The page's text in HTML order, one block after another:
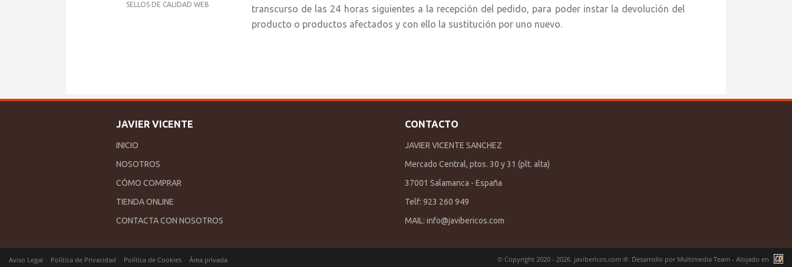
transcurso de las 24 horas siguientes a la recepción del pedido, para poder instar la devolución del
producto o productos afectados y con ello la sustitución por uno nuevo.
SELLOS DE CALIDAD WEB
JAVIER VICENTE
INICIO
NOSOTROS
CÓMO COMPRAR
TIENDA ONLINE
CONTACTA CON NOSOTROS
CONTACTO
JAVIER VICENTE SANCHEZ
Mercado Central, ptos. 30 y 31 (plt. alta)
37001 Salamanca - España
Telf: 923 260 949
MAIL: info@javibericos.com
Aviso Legal Política de Privacidad Política de Cookies Área privada © Copyright 2020 - 2026. javibericos.com ®. Desarrollo por Multimedia Team - Alojado en